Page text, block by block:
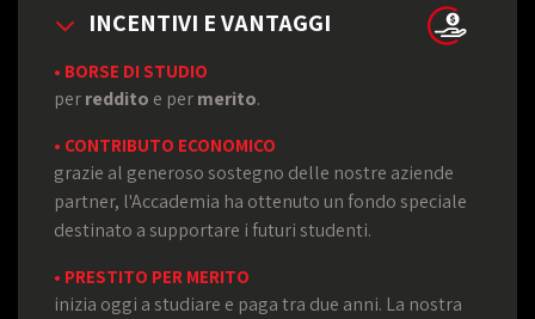
INCENTIVI E VANTAGGI
• BORSE DI STUDIO
perreddito e permerito.
• CONTRIBUTO ECONOMICO
grazie al generoso sostegno delle nostre aziende
partner, l'Accademia ha ottenuto un fondo speciale
destinato a supportare i futuri studenti.
• PRESTITO PER MERITO
inizia oggi a studiare e paga tra due anni. La nostra